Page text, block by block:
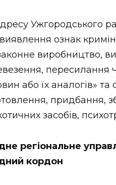
Ужгородського
ознак
виробництво,
пересилання
або їх аналогів»
придбання,
засобів,
регіональне
кордон